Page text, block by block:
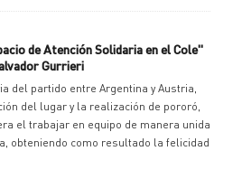
de Atención Solidaria en el Cole"
Gurrieri
del partido entre Argentina y Austria,
del lugar y la realización de pororó,
el trabajar en equipo de manera unida
obteniendo como resultado la felicidad